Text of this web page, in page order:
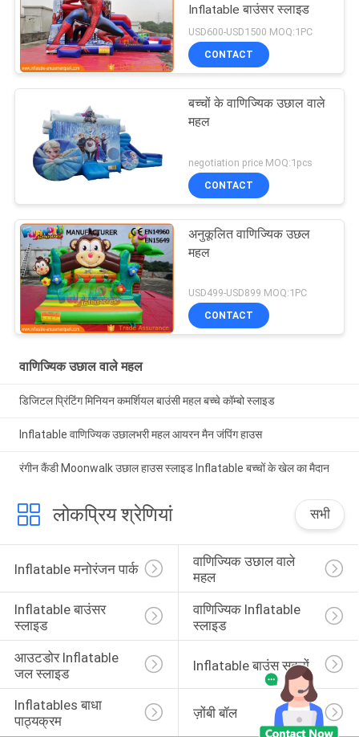
Inflatable बाउंसर स्लाइड
USD600-USD1500 MOQ:1PC
CONTACT
बच्चों के वाणिज्यिक उछाल वाले
महल
negotiation price MOQ:1pcs
CONTACT
अनुकूलित वाणिज्यिक उछल
महल
USD499-USD899 MOQ:1PC
CONTACT
वाणिज्यिक उछाल वाले महल
डिजिटल प्रिंटिंग मिनियन कमर्शियल बाउंसी महल बच्चे कॉम्बो स्लाइड
Inflatable वाणिज्यिक उछालभरी महल आयरन मैन जंपिंग हाउस
रंगीन कैंडी Moonwalk उछाल हाउस स्लाइड Inflatable बच्चों के खेल का मैदान
लोकप्रिय श्रेणियां सभी
Inflatable मनोरंजन पार्क
वाणिज्यिक उछाल वाले
महल
Inflatable बाउंसर
स्लाइड
वाणिज्यिक Inflatable
स्लाइड
आउटडोर Inflatable
जल स्लाइड
Inflatable बाउंस सदनों
Inflatables बाधा
पाठ्यक्रम
ज़ोंबी बॉल